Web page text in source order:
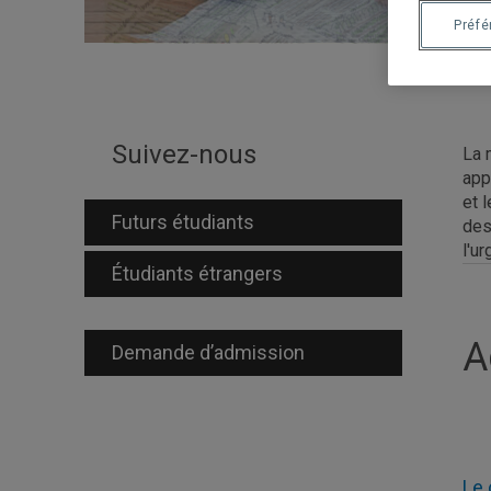
Suivez-nous
Futurs étudiants
Étudiants étrangers
Demande d’admission
La
et